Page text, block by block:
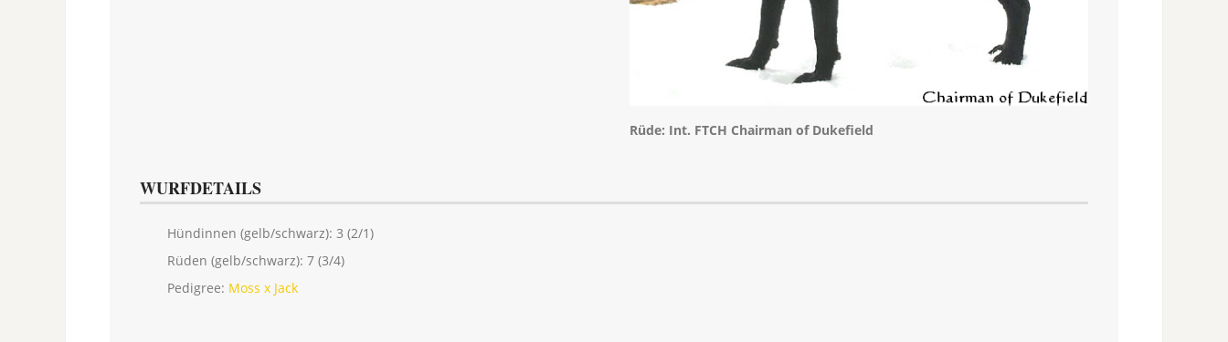
Rüde: Int. FTCH Chairman of Dukefield
WURFDETAILS
Hündinnen (gelb/schwarz): 3 (2/1)
Rüden (gelb/schwarz): 7 (3/4)
Pedigree: Moss x Jack